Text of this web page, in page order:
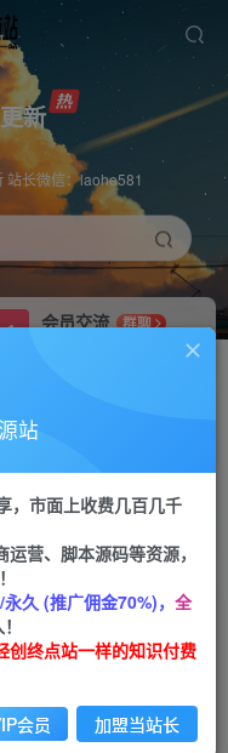
新
站长微信：laohe581
会员交流
群聊
APP下载
Down
站
，市面上收费几百几千
营、脚本源码等资源，
久 (推广佣金70%)， 全
创终点站一样的知识付费
会员 加盟当站长